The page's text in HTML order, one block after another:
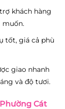
khách hàng
muốn.
tốt, giá cả phù
giao nhanh
và độ tươi.
Cát